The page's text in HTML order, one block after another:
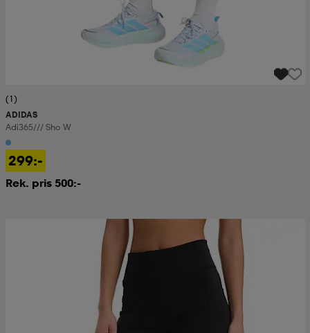
(1)
ADIDAS
Adi365/// Sho W
299:-
Rek. pris 500:-